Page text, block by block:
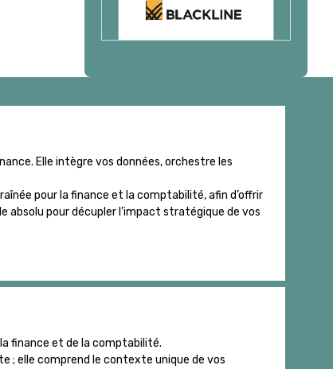
Elle intègre vos données, orchestre les
pour la finance et la comptabilité, afin d’offrir
pour décupler l’impact stratégique de vos
finance et de la comptabilité.
; elle comprend le contexte unique de vos